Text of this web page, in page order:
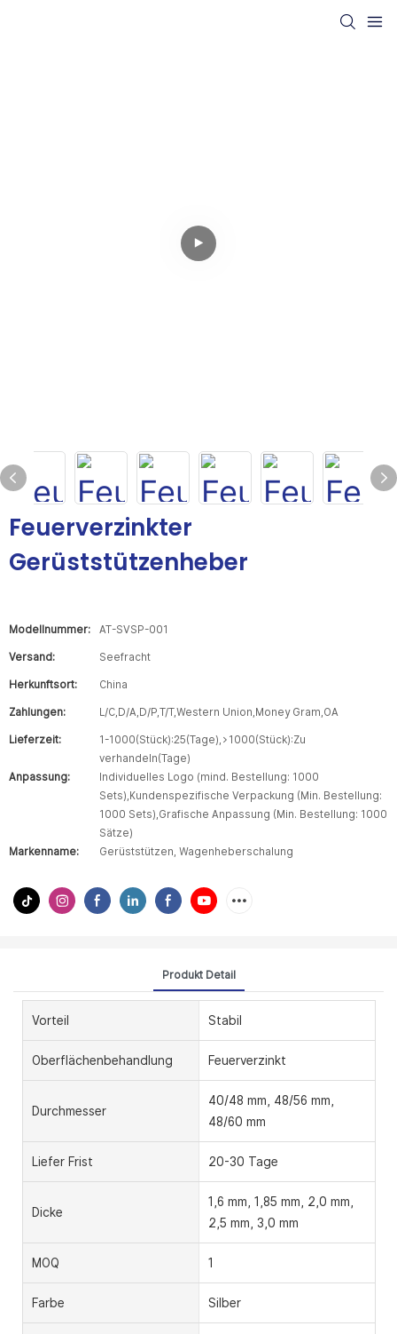
Feuerverzinkter
Gerüststützenheber
Modellnummer: AT-SVSP-001
Versand: Seefracht
Herkunftsort: China
Zahlungen: L/C,D/A,D/P,T/T,Western Union,Money Gram,OA
Lieferzeit:
1-1000(Stück):25(Tage),>1000(Stück):Zu
verhandeln(Tage)
Anpassung:
Individuelles Logo (mind. Bestellung: 1000
Sets),Kundenspezifische Verpackung (Min. Bestellung:
1000 Sets),Grafische Anpassung (Min. Bestellung: 1000
Sätze)
Markenname:
Gerüststützen, Wagenheberschalung
Produkt Detail
Vorteil Stabil
Oberflächenbehandlung Feuerverzinkt
Durchmesser
40/48 mm, 48/56 mm,
48/60 mm
Liefer Frist 20-30 Tage
Dicke
1,6 mm, 1,85 mm, 2,0 mm,
2,5 mm, 3,0 mm
MOQ 1
Farbe Silber